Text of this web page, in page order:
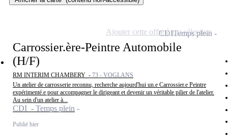
Carrossier.ère-Peintre Automobile
(H/F)
RM INTERIM CHAMBERY - 73 - VOGLANS
Un atelier de carrosserie reconnu, recherche aujourd'hui un.e Carrossier.e Peintre
expérimenté.e pour accompagner le dirigeant et devenir un véritable pilier de l'atelier.
Au sein d'un atelier à...
CDI - Temps plein
Publié hier
CDITemps plein
Ajouter cette offre à ma sélection